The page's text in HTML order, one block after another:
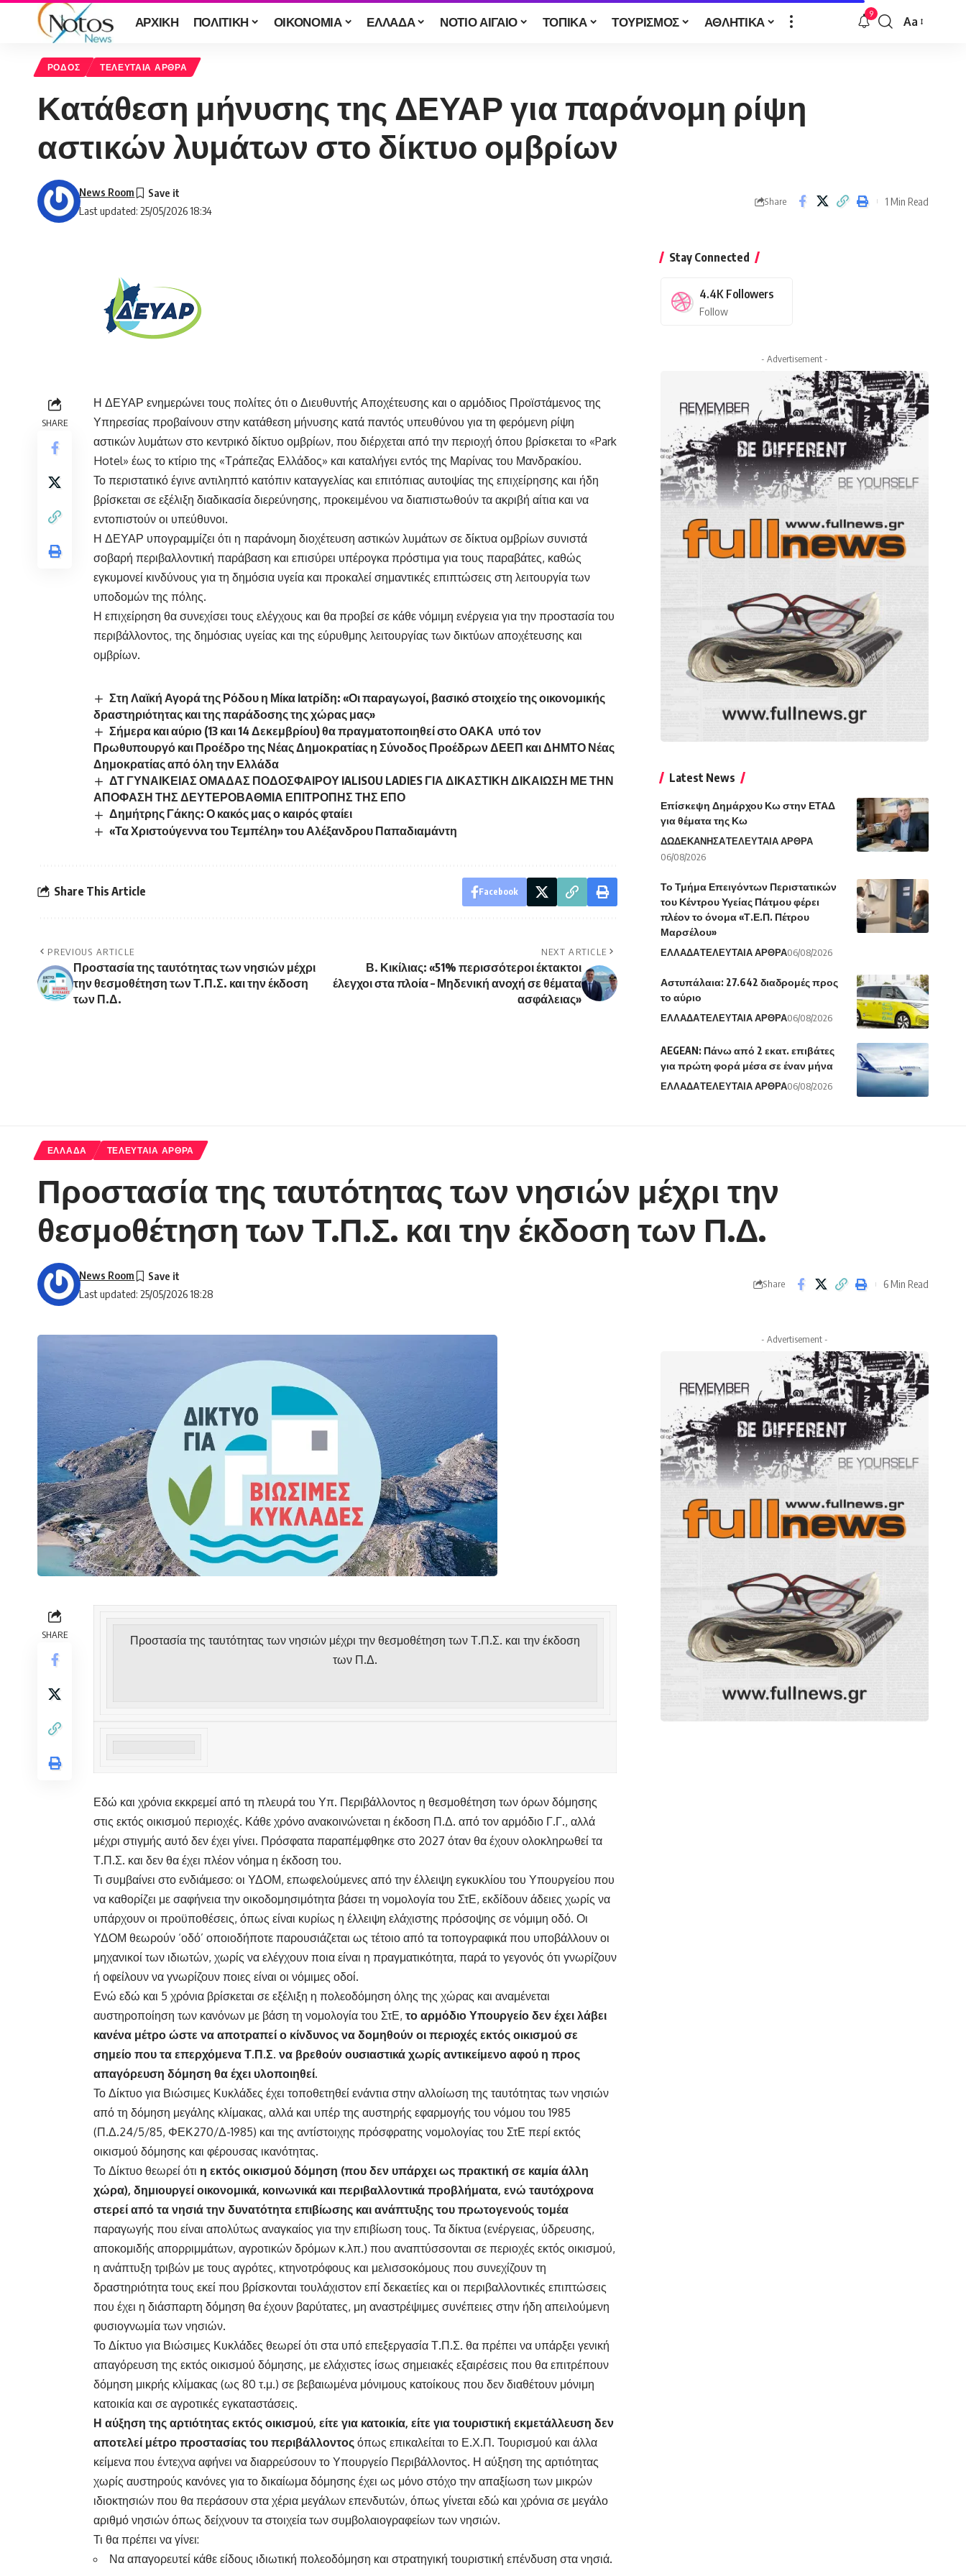
ΑΡΧΙΚΗ ΠΟΛΙΤΙΚΗ ΟΙΚΟΝΟΜΙΑ ΕΛΛΑΔΑ ΝΟΤΙΟ ΑΙΓΑΙΟ ΤΟΠΙΚΑ ΤΟΥΡΙΣΜΟΣ ΑΘΛΗΤΙΚΑ 9
Font
Aa
ΡΟΔΟΣ ΤΕΛΕΥΤΑΙΑ ΑΡΘΡΑ
Κατάθεση μήνυσης της ΔΕΥΑΡ για παράνομη ρίψη
αστικών λυμάτων στο δίκτυο ομβρίων
Last updated: 25/05/2026 18:34
News Room
Share 1 Min Read
SHARE
Η ΔΕΥΑΡ ενημερώνει τους πολίτες ότι ο Διευθυντής Αποχέτευσης και ο αρμόδιος Προϊστάμενος της
Υπηρεσίας προβαίνουν στην κατάθεση μήνυσης κατά παντός υπευθύνου για τη φερόμενη ρίψη
αστικών λυμάτων στο κεντρικό δίκτυο ομβρίων, που διέρχεται από την περιοχή όπου βρίσκεται το «Park
Hotel» έως το κτίριο της «Τράπεζας Ελλάδος» και καταλήγει εντός της Μαρίνας του Μανδρακίου.
Το περιστατικό έγινε αντιληπτό κατόπιν καταγγελίας και επιτόπιας αυτοψίας της επιχείρησης και ήδη
βρίσκεται σε εξέλιξη διαδικασία διερεύνησης, προκειμένου να διαπιστωθούν τα ακριβή αίτια και να
εντοπιστούν οι υπεύθυνοι.
Η ΔΕΥΑΡ υπογραμμίζει ότι η παράνομη διοχέτευση αστικών λυμάτων σε δίκτυα ομβρίων συνιστά
σοβαρή περιβαλλοντική παράβαση και επισύρει υπέρογκα πρόστιμα για τους παραβάτες, καθώς
εγκυμονεί κινδύνους για τη δημόσια υγεία και προκαλεί σημαντικές επιπτώσεις στη λειτουργία των
υποδομών της πόλης.
Η επιχείρηση θα συνεχίσει τους ελέγχους και θα προβεί σε κάθε νόμιμη ενέργεια για την προστασία του
περιβάλλοντος, της δημόσιας υγείας και της εύρυθμης λειτουργίας των δικτύων αποχέτευσης και
ομβρίων.
Στη Λαϊκή Αγορά της Ρόδου η Μίκα Ιατρίδη: «Οι παραγωγοί, βασικό στοιχείο της οικονομικής
δραστηριότητας και της παράδοσης της χώρας μας»
Σήμερα και αύριο (13 και 14 Δεκεμβρίου) θα πραγματοποιηθεί στο ΟΑΚΑ υπό τον
Πρωθυπουργό και Προέδρο της Νέας Δημοκρατίας η Σύνοδος Προέδρων ΔΕΕΠ και ΔΗΜΤΟ Νέας
Δημοκρατίας από όλη την Ελλάδα
ΔΤ ΓΥΝΑΙΚΕΙΑΣ ΟΜΑΔΑΣ ΠΟΔΟΣΦΑΙΡΟΥ IALISOU LADIES ΓΙΑ ΔΙΚΑΣΤΙΚΗ ΔΙΚΑΙΩΣΗ ΜΕ ΤΗΝ
ΑΠΟΦΑΣΗ ΤΗΣ ΔΕΥΤΕΡΟΒΑΘΜΙΑ ΕΠΙΤΡΟΠΗΣ ΤΗΣ ΕΠΟ
Δημήτρης Γάκης: Ο κακός μας ο καιρός φταίει
«Τα Χριστούγεννα του Τεμπέλη» του Αλέξανδρου Παπαδιαμάντη
Share This Article Facebook
PREVIOUS ARTICLE
Προστασία της ταυτότητας των νησιών μέχρι
την θεσμοθέτηση των Τ.Π.Σ. και την έκδοση
των Π.Δ.
NEXT ARTICLE
Β. Κικίλιας: «51% περισσότεροι έκτακτοι
έλεγχοι στα πλοία – Μηδενική ανοχή σε θέματα
ασφάλειας»
Stay Connected
4.4K Followers
Follow
- Advertisement -
Latest News
Επίσκεψη Δημάρχου Κω στην ΕΤΑΔ
για θέματα της Κω
ΔΩΔΕΚΑΝΗΣΑΤΕΛΕΥΤΑΙΑ ΑΡΘΡΑ
06/08/2026
Το Τμήμα Επειγόντων Περιστατικών
του Κέντρου Υγείας Πάτμου φέρει
πλέον το όνομα «Τ.Ε.Π. Πέτρου
Μαρσέλου»
ΕΛΛΑΔΑΤΕΛΕΥΤΑΙΑ ΑΡΘΡΑ06/08/2026
Αστυπάλαια: 27.642 διαδρομές προς
το αύριο
ΕΛΛΑΔΑΤΕΛΕΥΤΑΙΑ ΑΡΘΡΑ06/08/2026
AEGEAN: Πάνω από 2 εκατ. επιβάτες
για πρώτη φορά μέσα σε έναν μήνα
ΕΛΛΑΔΑΤΕΛΕΥΤΑΙΑ ΑΡΘΡΑ06/08/2026
ΕΛΛΑΔΑ ΤΕΛΕΥΤΑΙΑ ΑΡΘΡΑ
Προστασία της ταυτότητας των νησιών μέχρι την
θεσμοθέτηση των Τ.Π.Σ. και την έκδοση των Π.Δ.
Last updated: 25/05/2026 18:28
News Room
Share 6 Min Read
SHARE
Προστασία της ταυτότητας των νησιών μέχρι την θεσμοθέτηση των Τ.Π.Σ. και την έκδοση
των Π.Δ.
Εδώ και χρόνια εκκρεμεί από τη πλευρά του Υπ. Περιβάλλοντος η θεσμοθέτηση των όρων δόμησης
στις εκτός οικισμού περιοχές. Κάθε χρόνο ανακοινώνεται η έκδοση Π.Δ. από τον αρμόδιο Γ.Γ., αλλά
μέχρι στιγμής αυτό δεν έχει γίνει. Πρόσφατα παραπέμφθηκε στο 2027 όταν θα έχουν ολοκληρωθεί τα
Τ.Π.Σ. και δεν θα έχει πλέον νόημα η έκδοση του.
Τι συμβαίνει στο ενδιάμεσο: οι ΥΔΟΜ, επωφελούμενες από την έλλειψη εγκυκλίου του Υπουργείου που
να καθορίζει με σαφήνεια την οικοδομησιμότητα βάσει τη νομολογία του ΣτΕ, εκδίδουν άδειες χωρίς να
υπάρχουν οι προϋποθέσεις, όπως είναι κυρίως η έλλειψη ελάχιστης πρόσοψης σε νόμιμη οδό. Οι
ΥΔΟΜ θεωρούν ‘οδό’ οποιοδήποτε παρουσιάζεται ως τέτοιο από τα τοπογραφικά που υποβάλλουν οι
μηχανικοί των ιδιωτών, χωρίς να ελέγχουν ποια είναι η πραγματικότητα, παρά το γεγονός ότι γνωρίζουν
ή οφείλουν να γνωρίζουν ποιες είναι οι νόμιμες οδοί.
Ενώ εδώ και 5 χρόνια βρίσκεται σε εξέλιξη η πολεοδόμηση όλης της χώρας και αναμένεται
αυστηροποίηση των κανόνων με βάση τη νομολογία του ΣτΕ, το αρμόδιο Υπουργείο δεν έχει λάβει
κανένα μέτρο ώστε να αποτραπεί ο κίνδυνος να δομηθούν οι περιοχές εκτός οικισμού σε
σημείο που τα επερχόμενα Τ.Π.Σ. να βρεθούν ουσιαστικά χωρίς αντικείμενο αφού η προς
απαγόρευση δόμηση θα έχει υλοποιηθεί.
Το Δίκτυο για Βιώσιμες Κυκλάδες έχει τοποθετηθεί ενάντια στην αλλοίωση της ταυτότητας των νησιών
από τη δόμηση μεγάλης κλίμακας, αλλά και υπέρ της αυστηρής εφαρμογής του νόμου του 1985
(Π.Δ.24/5/85, ΦΕΚ270/Δ-1985) και της αντίστοιχης πρόσφρατης νομολογίας του ΣτΕ περί εκτός
οικισμού δόμησης και φέρουσας ικανότητας.
Το Δίκτυο θεωρεί ότι η εκτός οικισμού δόμηση (που δεν υπάρχει ως πρακτική σε καμία άλλη
χώρα), δημιουργεί οικονομικά, κοινωνικά και περιβαλλοντικά προβλήματα, ενώ ταυτόχρονα
στερεί από τα νησιά την δυνατότητα επιβίωσης και ανάπτυξης του πρωτογενούς τομέα
παραγωγής που είναι απολύτως αναγκαίος για την επιβίωση τους. Τα δίκτυα (ενέργειας, ύδρευσης,
αποκομιδής απορριμμάτων, αγροτικών δρόμων κ.λπ.) που αναπτύσσονται σε περιοχές εκτός οικισμού,
η ανάπτυξη τριβών με τους αγρότες, κτηνοτρόφους και μελισσοκόμους που συνεχίζουν τη
δραστηριότητα τους εκεί που βρίσκονται τουλάχιστον επί δεκαετίες και οι περιβαλλοντικές επιπτώσεις
που έχει η διάσπαρτη δόμηση θα έχουν βαρύτατες, μη αναστρέψιμες συνέπειες στην ήδη απειλούμενη
φυσιογνωμία των νησιών.
Το Δίκτυο για Βιώσιμες Κυκλάδες θεωρεί ότι στα υπό επεξεργασία Τ.Π.Σ. θα πρέπει να υπάρξει γενική
απαγόρευση της εκτός οικισμού δόμησης, με ελάχιστες ίσως σημειακές εξαιρέσεις που θα επιτρέπουν
δόμηση μικρής κλίμακας (ως 80 τ.μ.) σε βεβαιωμένα μόνιμους κατοίκους που δεν διαθέτουν μόνιμη
κατοικία και σε αγροτικές εγκαταστάσεις.
Η αύξηση της αρτιότητας εκτός οικισμού, είτε για κατοικία, είτε για τουριστική εκμετάλλευση δεν
αποτελεί μέτρο προστασίας του περιβάλλοντος όπως επικαλείται το Ε.Χ.Π. Τουρισμού και άλλα
κείμενα που έντεχνα αφήνει να διαρρεύσουν το Υπουργείο Περιβάλλοντος. Η αύξηση της αρτιότητας
χωρίς αυστηρούς κανόνες για το δικαίωμα δόμησης έχει ως μόνο στόχο την απαξίωση των μικρών
ιδιοκτησιών που θα περάσουν στα χέρια μεγάλων επενδυτών, όπως γίνεται εδώ και χρόνια σε μεγάλο
αριθμό νησιών όπως δείχνουν τα στοιχεία των συμβολαιογραφείων των νησιών.
Τι θα πρέπει να γίνει:
Να απαγορευτεί κάθε είδους ιδιωτική πολεοδόμηση και στρατηγική τουριστική επένδυση στα νησιά.
- Advertisement -